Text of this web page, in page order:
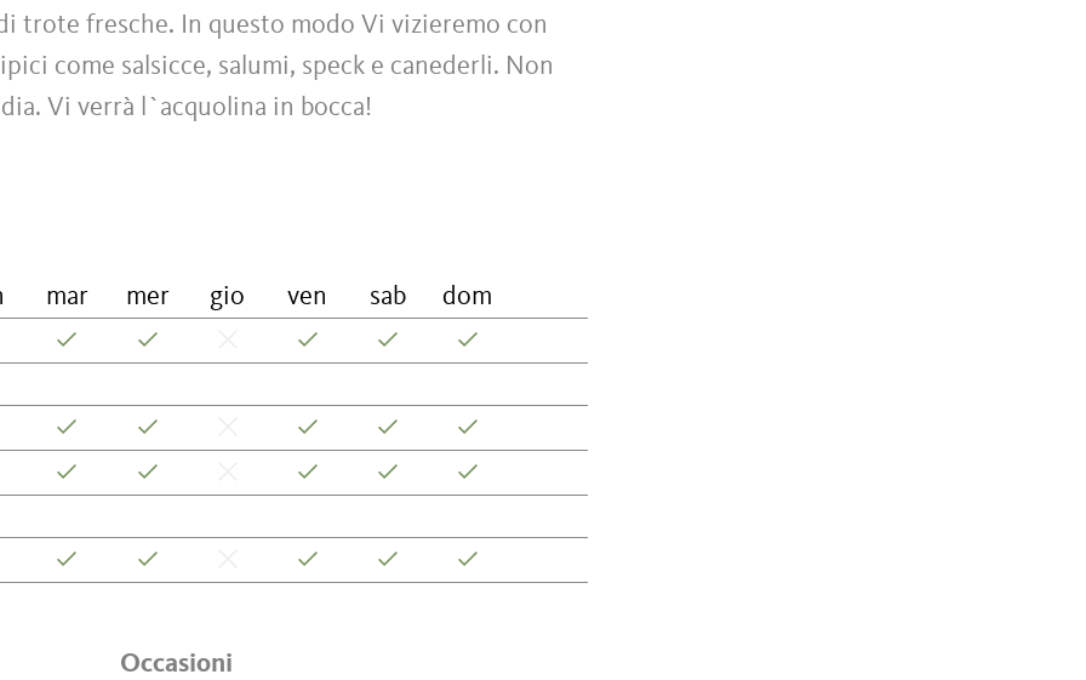
trote fresche. In questo modo Vi vizieremo con
come salsicce, salumi, speck e canederli. Non
Vi verrà l`acquolina in bocca!
mar mer gio ven sab dom
Occasioni